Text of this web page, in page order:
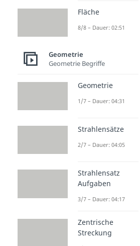
sie bis zur
gleichen
Du erhältst
Seite, also die
deines
nächsten
du einen
Fläche
8/8 – Dauer: 02:51
Geometrie
Geometrie Begriffe
Geometrie
1/7 – Dauer: 04:31
Strahlensätze
2/7 – Dauer: 04:05
Strahlensatz
Aufgaben
3/7 – Dauer: 04:17
Zentrische
Streckung